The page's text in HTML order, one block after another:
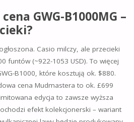
GWG-B1000MG –
Casio milczy, ale przecieki
funtów (~922-1053 USD). To więcej
B1000, które kosztują ok. $880.
cena Mudmastera to ok. £699
edycja to zawsze wyższa
efekt kolekcjonerski – wariant